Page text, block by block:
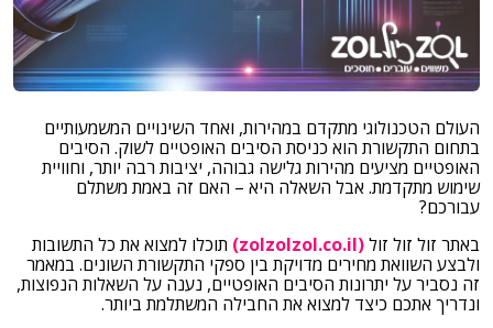
העולם הטכנולוגי מתקדם במהירות, ואחד השינויים המשמעותיים
בתחום התקשורת הוא כניסת הסיבים האופטיים לשוק. הסיבים
האופטיים מציעים מהירות גלישה גבוהה, יציבות רבה יותר, וחוויית
שימוש מתקדמת. אבל השאלה היא – האם זה באמת משתלם
עבורכם?
באתר זול זול זול(zolzolzol.co.il)
תוכלו למצוא את כל התשובות
ולבצע השוואת מחירים מדויקת בין ספקי התקשורת השונים. במאמר
זה נסביר על יתרונות הסיבים האופטיים, נענה על השאלות הנפוצות,
ונדריך אתכם כיצד למצוא את החבילה המשתלמת ביותר.